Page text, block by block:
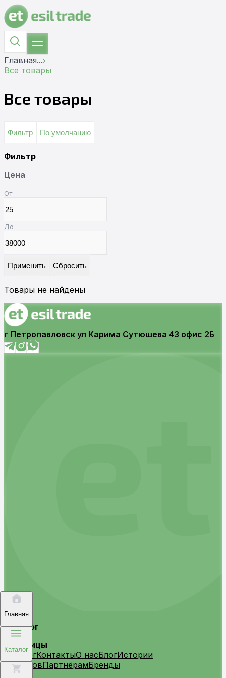
Главная...
Все товары
Все товары
Фильтр По умолчанию
Фильтр
Цена
От
До
Применить Сбросить
Товары не найдены
г Петропавловск ул Карима Сутюшева 43 офис 2Б
Каталог
Страницы
КаталогКонтактыО насБлогИстории
клиентовПартнёрамБренды
Главная
Каталог